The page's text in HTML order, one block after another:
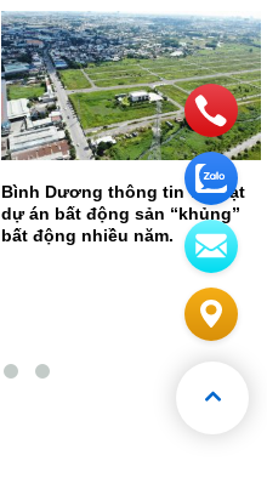
Bình Dương thông tin về loạt
dự án bất động sản “khủng”
bất động nhiều năm.